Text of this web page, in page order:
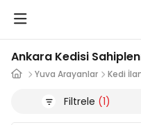
Ankara Kedisi
Yuva Arayanlar
Kedi
Filtrele (1)